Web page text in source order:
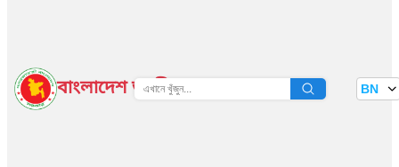
বাংলাদেশ জাতীয় তথ্য বাতায়ন BN